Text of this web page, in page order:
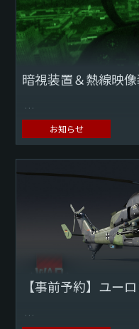
暗視装置＆熱線映
アップデート1.91は、装
赤外線照準器の機能が実
ランクの戦闘を大幅に変
装置...
お知らせ